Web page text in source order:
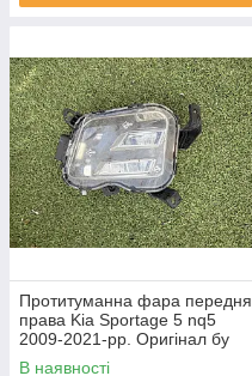
Протитуманна фара передня
права Kia Sportage 5 nq5
2009-2021-рр. Оригінал бу
92202R2000 проклеєна
В наявності